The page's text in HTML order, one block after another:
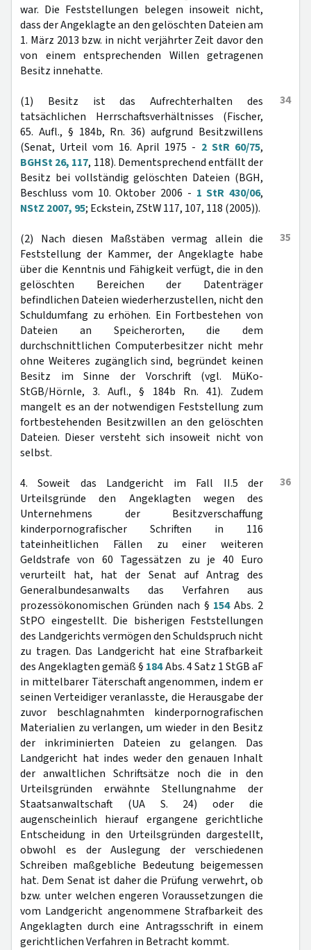
war. Die Feststellungen belegen insoweit nicht,
dass der Angeklagte an den gelöschten Dateien am
1. März 2013 bzw. in nicht verjährter Zeit davor den
von einem entsprechenden Willen getragenen
Besitz innehatte.
34
(1) Besitz ist das Aufrechterhalten des
tatsächlichen Herrschaftsverhältnisses (Fischer,
65. Aufl., § 184b, Rn. 36) aufgrund Besitzwillens
(Senat, Urteil vom 16. April 1975 - 2 StR 60/75,
BGHSt 26, 117, 118). Dementsprechend entfällt der
Besitz bei vollständig gelöschten Dateien (BGH,
Beschluss vom 10. Oktober 2006 - 1 StR 430/06,
NStZ 2007, 95; Eckstein, ZStW 117, 107, 118 (2005)).
35
(2) Nach diesen Maßstäben vermag allein die
Feststellung der Kammer, der Angeklagte habe
über die Kenntnis und Fähigkeit verfügt, die in den
gelöschten Bereichen der Datenträger
befindlichen Dateien wiederherzustellen, nicht den
Schuldumfang zu erhöhen. Ein Fortbestehen von
Dateien an Speicherorten, die dem
durchschnittlichen Computerbesitzer nicht mehr
ohne Weiteres zugänglich sind, begründet keinen
Besitz im Sinne der Vorschrift (vgl. MüKo-
StGB/Hörnle, 3. Aufl., § 184b Rn. 41). Zudem
mangelt es an der notwendigen Feststellung zum
fortbestehenden Besitzwillen an den gelöschten
Dateien. Dieser versteht sich insoweit nicht von
selbst.
36
4. Soweit das Landgericht im Fall II.5 der
Urteilsgründe den Angeklagten wegen des
Unternehmens der Besitzverschaffung
kinderpornografischer Schriften in 116
tateinheitlichen Fällen zu einer weiteren
Geldstrafe von 60 Tagessätzen zu je 40 Euro
verurteilt hat, hat der Senat auf Antrag des
Generalbundesanwalts das Verfahren aus
prozessökonomischen Gründen nach § 154Abs. 2
StPO eingestellt. Die bisherigen Feststellungen
des Landgerichts vermögen den Schuldspruch nicht
zu tragen. Das Landgericht hat eine Strafbarkeit
des Angeklagten gemäß § 184Abs. 4 Satz 1 StGB aF
in mittelbarer Täterschaft angenommen, indem er
seinen Verteidiger veranlasste, die Herausgabe der
zuvor beschlagnahmten kinderpornografischen
Materialien zu verlangen, um wieder in den Besitz
der inkriminierten Dateien zu gelangen. Das
Landgericht hat indes weder den genauen Inhalt
der anwaltlichen Schriftsätze noch die in den
Urteilsgründen erwähnte Stellungnahme der
Staatsanwaltschaft (UA S. 24) oder die
augenscheinlich hierauf ergangene gerichtliche
Entscheidung in den Urteilsgründen dargestellt,
obwohl es der Auslegung der verschiedenen
Schreiben maßgebliche Bedeutung beigemessen
hat. Dem Senat ist daher die Prüfung verwehrt, ob
bzw. unter welchen engeren Voraussetzungen die
vom Landgericht angenommene Strafbarkeit des
Angeklagten durch eine Antragsschrift in einem
gerichtlichen Verfahren in Betracht kommt.